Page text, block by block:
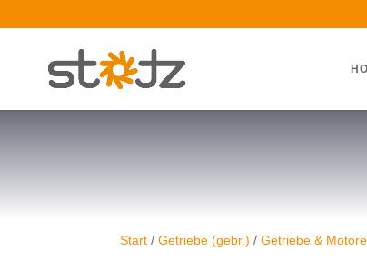
Start / Getriebe (gebr.) / Getriebe &